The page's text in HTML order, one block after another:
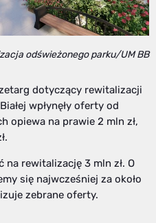
odświeżonego parku/UM BB
dotyczący rewitalizacji
wpłynęły oferty od
opiewa na prawie 2 mln zł,
na rewitalizację 3 mln zł. O
się najwcześniej za około
zebrane oferty.